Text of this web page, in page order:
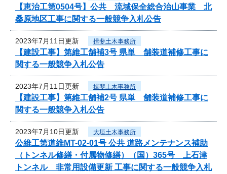
【恵治工第0504号】公共 流域保全総合治山事業 北
桑原地区工事に関する一般競争入札公告
2023年7月11日更新 揖斐土木事務所
【建設工事】第維工舗補3号 県単 舗装道補修工事に
関する一般競争入札公告
2023年7月11日更新 揖斐土木事務所
【建設工事】第維工舗補2号 県単 舗装道補修工事に
関する一般競争入札公告
2023年7月10日更新 大垣土木事務所
公維工第道維MT-02-01号 公共 道路メンテナンス補助
（トンネル修繕・付属物修繕）（国）365号 上石津
トンネル 非常用設備更新 工事に関する一般競争入札